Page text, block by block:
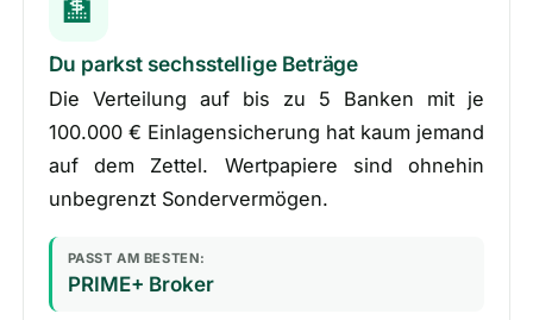
🏦
Du parkst sechsstellige Beträge
Die Verteilung auf bis zu 5 Banken mit je
100.000 € Einlagensicherung hat kaum jemand
auf dem Zettel. Wertpapiere sind ohnehin
unbegrenzt Sondervermögen.
PASST AM BESTEN:
PRIME+ Broker